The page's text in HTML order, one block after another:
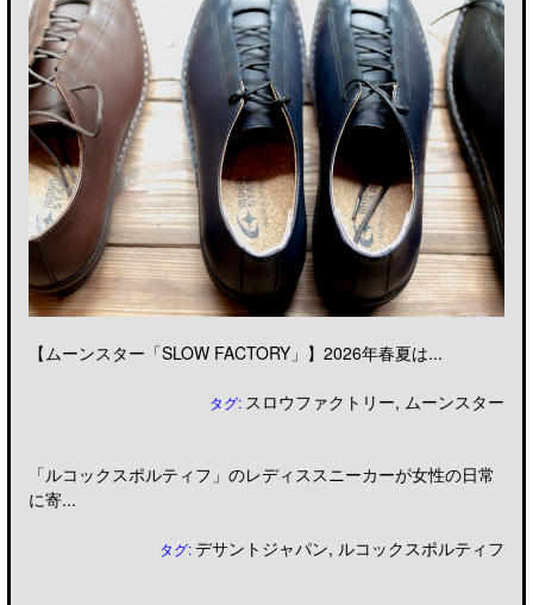
【ムーンスター「SLOW FACTORY」】2026年春夏は...
タグ: スロウファクトリー, ムーンスター
「ルコックスポルティフ」のレディススニーカーが女性の日常
に寄...
タグ:デサントジャパン, ルコックスポルティフ